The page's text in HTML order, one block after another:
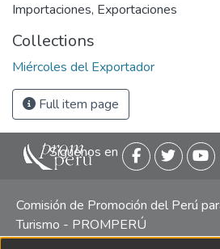
Importaciones, Exportaciones
Collections
Miércoles del Exportador
Full item page
Siguenos en
Comisión de Promoción del Perú
Turismo - PROMPERÚ